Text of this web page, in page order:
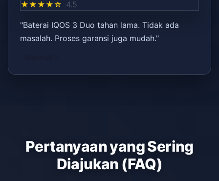
★★★★☆ 4.5
"Baterai IQOS 3 Duo tahan lama. Tidak ada
masalah. Proses garansi juga mudah."
Pertanyaan yang Sering
Diajukan (FAQ)